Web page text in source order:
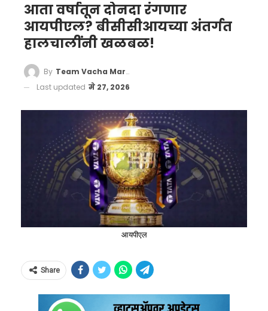
आता वर्षातून दोनदा रंगणार
आयपीएल? बीसीसीआयच्या अंतर्गत
हालचालींनी खळबळ!
By Team Vacha Marathi
Last updated मे 27, 2026
आयपीएल
Share